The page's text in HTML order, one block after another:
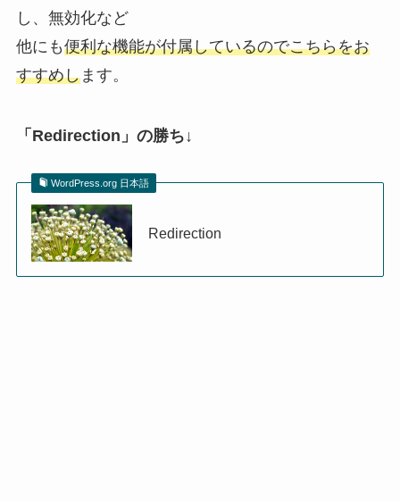
し、無効化など
他にも便利な機能が付属しているのでこちらをお
すすめします。
「Redirection」の勝ち↓
WordPress.org 日本語
Redirection